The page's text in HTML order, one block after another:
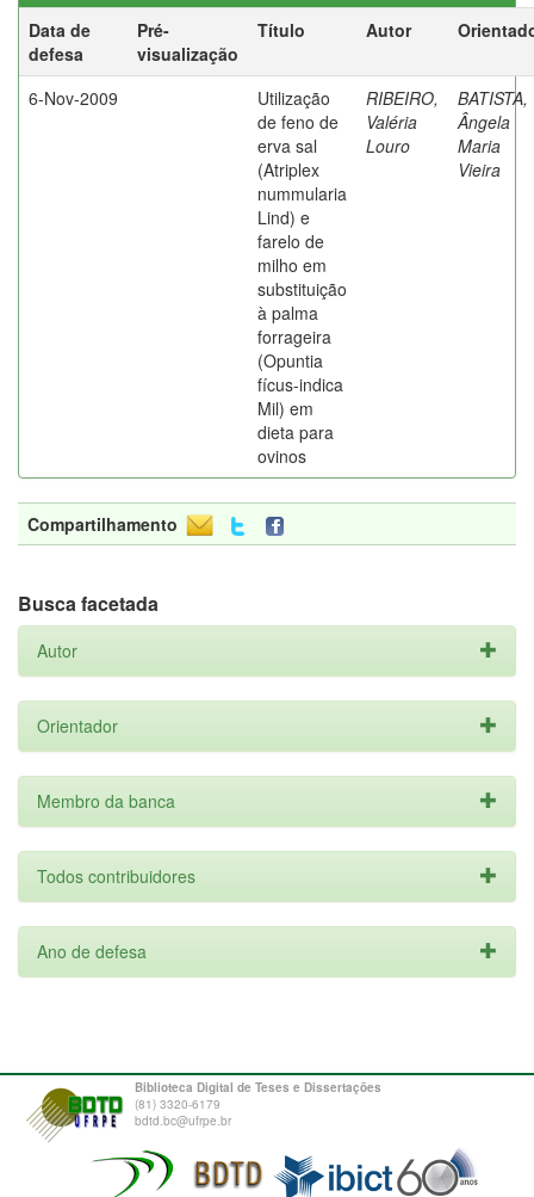
Data de
defesa
Pré-
visualização
Título Autor
6-Nov-2009
Utilização
de feno de
erva sal
(Atriplex
nummularia
Lind) e
farelo de
milho em
substituição
à palma
forrageira
(Opuntia
fícus-indica
Mil) em
dieta para
ovinos
RIBEIRO,
Valéria
Louro
BATISTA,
Ângela
Maria
Vieira
Compartilhamento
Busca facetada
Autor
Orientador
Membro da banca
Todos contribuidores
Ano de defesa
Biblioteca Digital de Teses e Dissertações
(81) 3320-6179
bdtd.bc@ufrpe.br